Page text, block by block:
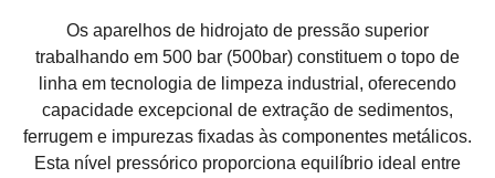
Os aparelhos de hidrojato de pressão superior
trabalhando em 500 bar (500bar) constituem o topo de
linha em tecnologia de limpeza industrial, oferecendo
capacidade excepcional de extração de sedimentos,
ferrugem e impurezas fixadas às componentes metálicos.
Esta nível pressórico proporciona equilíbrio ideal entre